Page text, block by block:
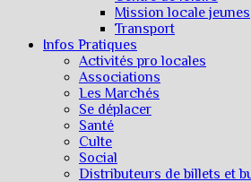
Mission locale jeunes
Transport
Infos Pratiques
Activités pro locales
Associations
Les Marchés
Se déplacer
Santé
Culte
Social
Distributeurs de billets et